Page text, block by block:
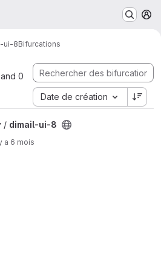
ui-8Bifurcations
0
Date de création
8
/ dimail-ui-8
a 6 mois